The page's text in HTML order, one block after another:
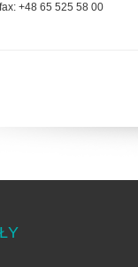
fax: +48 65 525 58 00